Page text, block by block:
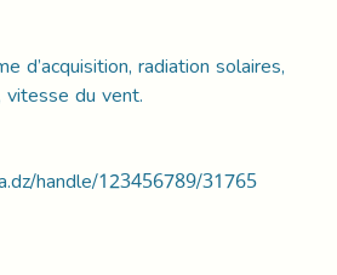
d’acquisition, radiation solaires,
du vent.
handle/123456789/31765